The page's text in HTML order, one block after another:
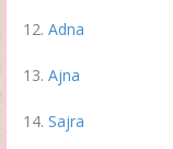
Adna
Ajna
Sajra